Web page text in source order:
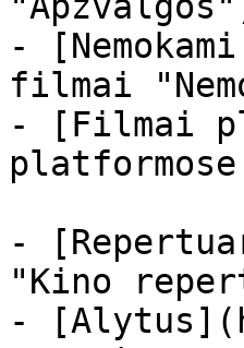
-
filmai
- [Filmai
-
"Kino
-